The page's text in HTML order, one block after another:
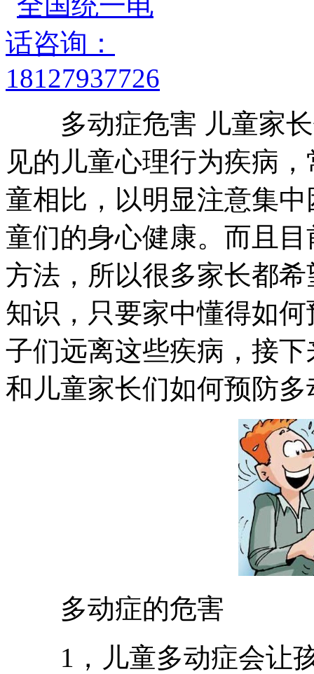
多动症危害 儿童家长
见的儿童心理行为疾病
童相比，以明显注意集
童们的身心健康。而且
方法，所以很多家长都
知识，只要家中懂得如
子们远离这些疾病，接
和儿童家长们如何预防多
多动症的危害
1，儿童多动症会让孩